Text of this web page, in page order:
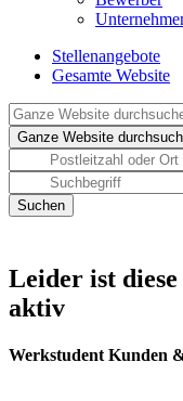
Stellenangebote
Gesamte Website
Leider ist
aktiv
Werkstudent Kunden